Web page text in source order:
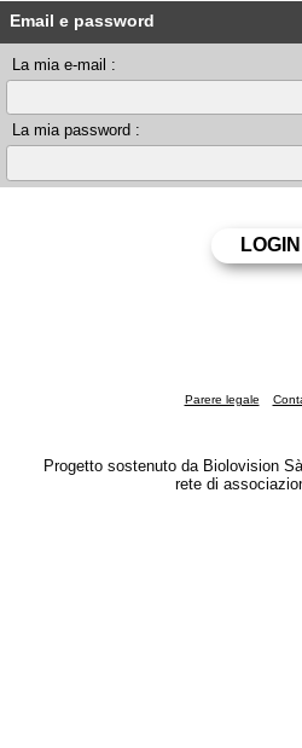
Email e password
La mia e-mail :
La mia password :
Parere legale
Progetto sostenuto da Biolovision
rete di